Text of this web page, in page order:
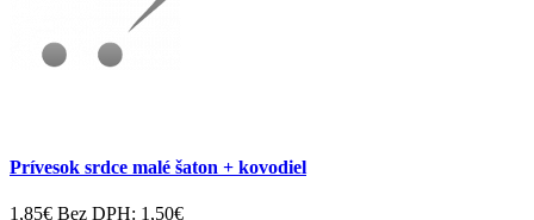
Prívesok srdce malé šaton + kovodiel
1,85€ Bez DPH: 1,50€